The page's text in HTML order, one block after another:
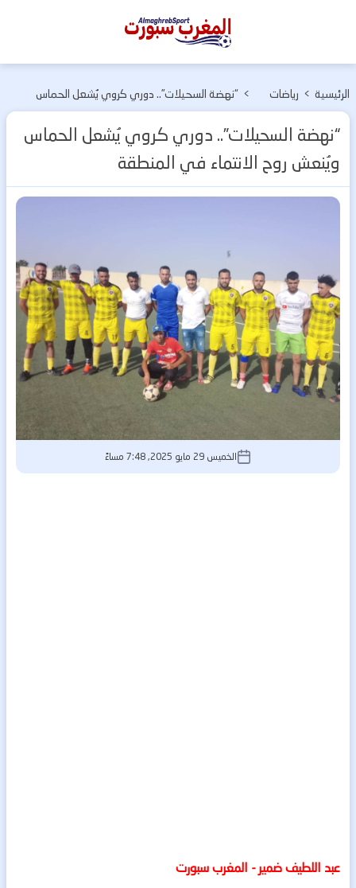
المغرب
الرئيسية > رياضات
> “نهضة السحيلات”.. دوري كروي يُشعل الحماس
“نهضة السحيلات”.. دوري كروي يُشعل الحماس
ويُنعش روح الانتماء في المنطقة
الخميس 29 مايو 2025, 7:48 مساءً
عبد اللطيف ضمير - المغرب سبورت